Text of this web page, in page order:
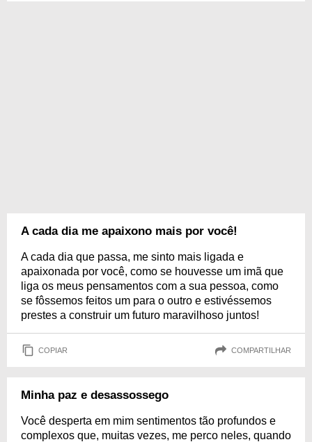
A cada dia me apaixono mais por você!
A cada dia que passa, me sinto mais ligada e
apaixonada por você, como se houvesse um imã que
liga os meus pensamentos com a sua pessoa, como
se fôssemos feitos um para o outro e estivéssemos
prestes a construir um futuro maravilhoso juntos!
COPIAR COMPARTILHAR
Minha paz e desassossego
Você desperta em mim sentimentos tão profundos e
complexos que, muitas vezes, me perco neles, quando